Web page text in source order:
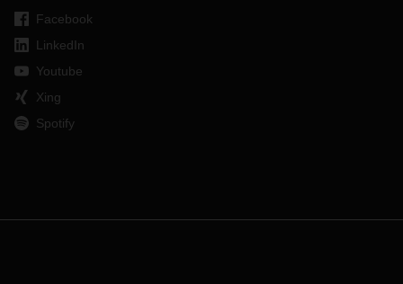
Facebook
LinkedIn
Youtube
Xing
Spotify